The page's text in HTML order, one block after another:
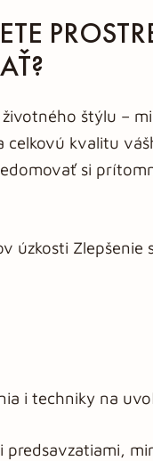
štýlu –
kvalitu
si
úzkosti
i techniky na